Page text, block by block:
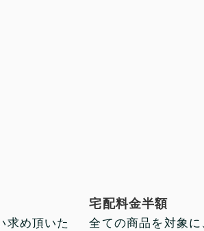
求め頂いた
宅配料金半額
全ての商品を対象